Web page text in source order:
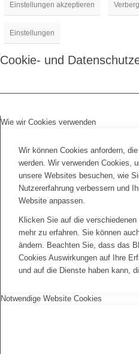
Einstellungen akzeptieren
Einstellungen
Cookie- und
Wie wir Cookies verwenden
Wir können Cookies anfordern,
werden. Wir verwenden Cookies,
unsere Websites besuchen, wie
Nutzererfahrung verbessern und
Website anpassen.
Klicken Sie auf die
mehr zu erfahren. Sie können
ändern. Beachten Sie, dass das
Cookies Auswirkungen auf Ihre
und auf die Dienste haben kann,
Notwendige Website Cookies